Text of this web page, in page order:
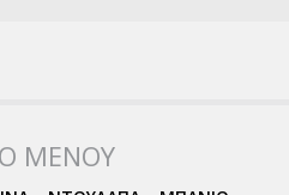
ΜΕΝΟΥ